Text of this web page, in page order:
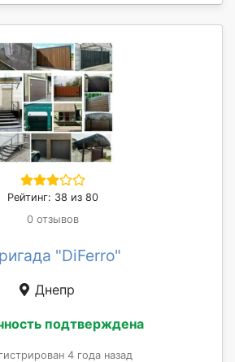
Рейтинг: 38 из 80
0 отзывов
"DiFerro"
Днепр
подтверждена
4 года назад